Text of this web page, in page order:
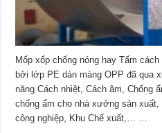
Mốp xốp chống nóng hay Tấm
bởi lớp PE dán màng OPP đã qua
năng Cách nhiệt, Cách âm, Chống
chống ẩm cho nhà xưởng sản
công nghiệp, Khu Chế xuất,… …